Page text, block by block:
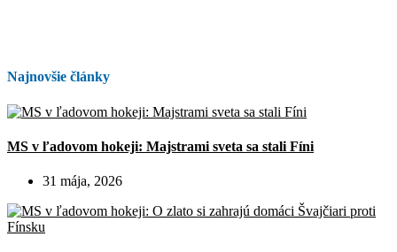
Najnovšie články
MS v ľadovom hokeji: Majstrami sveta sa stali Fíni
31 mája, 2026